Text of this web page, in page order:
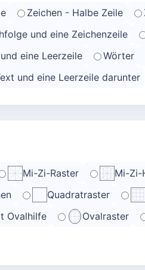
Zeichen - Halbe Zeile
und eine Zeichenzeile
eine Leerzeile
Wörter
und eine Leerzeile darunter
Mi-Zi-Raster
Mi-Zi-
Quadratraster
Ovalhilfe
Ovalraster